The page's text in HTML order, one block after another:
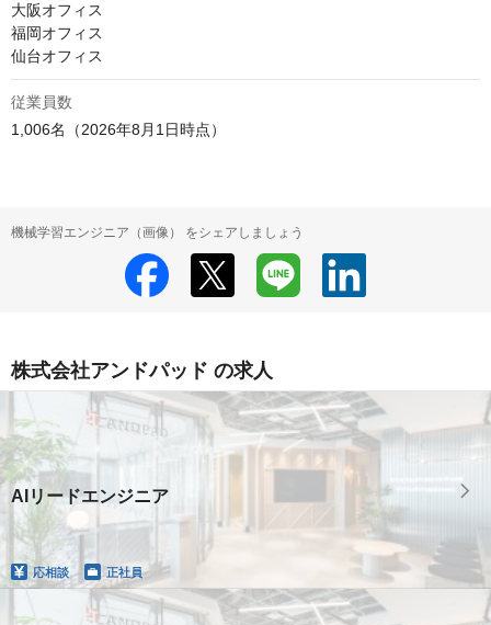
大阪オフィス
福岡オフィス
仙台オフィス
従業員数
1,006名（2026年8月1日時点）
機械学習エンジニア（画像） をシェアしましょう
株式会社アンドパッド の求人
AIリードエンジニア
応相談 正社員